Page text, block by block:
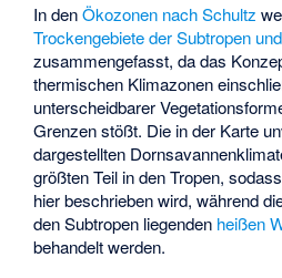
In denÖkozonen nach Schultz
Trockengebiete der Subtropen
zusammengefasst, da das
thermischen Klimazonen
unterscheidbarer
Grenzen stößt. Die in der Karte
dargestellten
größten Teil in den Tropen,
hier beschrieben wird, während
den Subtropen liegenden heißen
behandelt werden.